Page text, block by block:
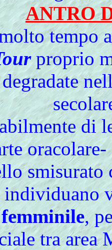
ANTRO
tempo
proprio
di
smisurato
,
tra area